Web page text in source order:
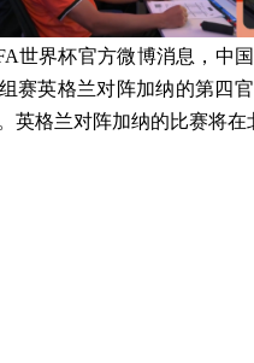
世界杯官方微博消息，中
赛英格兰对阵加纳的第四
英格兰对阵加纳的比赛将在